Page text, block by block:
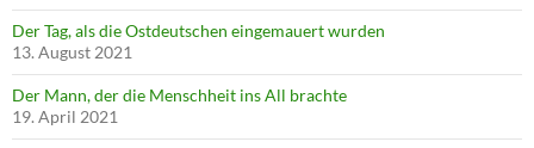
Der Tag, als die Ostdeutschen eingemauert wurden
13. August 2021
Der Mann, der die Menschheit ins All brachte
19. April 2021